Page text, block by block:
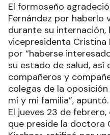
El formoseño
Fernández por haberlo
durante su internación,
vicepresidenta Cristina
por “haberse
su estado de salud,
compañeros y
colegas de la
mí y mi familia”, apuntó.
El jueves 23 de
que preside la doctora